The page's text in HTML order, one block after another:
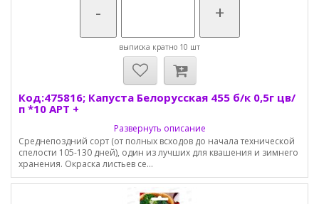
- +
выписка кратно 10 шт
Код:475816; Капуста Белорусская 455 б/к 0,5г цв/
п *10 АРТ +
Развернуть описание
Среднепоздний сорт (от полных всходов до начала технической
спелости 105-130 дней), один из лучших для квашения и зимнего
хранения. Окраска листьев се...